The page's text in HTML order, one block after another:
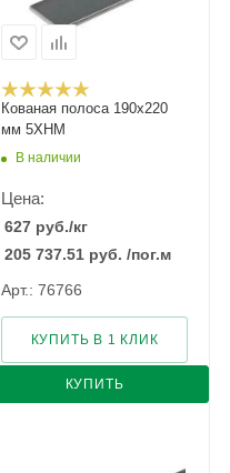
Кованая полоса 190x220
мм 5ХНМ
В наличии
Цена:
627 руб./кг
205 737.51 руб. /пог.м
Арт.: 76766
КУПИТЬ
КУПИТЬ В 1 КЛИК